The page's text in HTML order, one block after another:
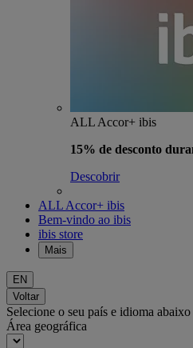
ALL Accor+ ibis
15% de desconto
Descobrir
ALL Accor+ ibis
Bem-vindo ao ibis
ibis store
Mais
EN
Voltar
Selecione o seu país e idioma abaixo
Área geográfica